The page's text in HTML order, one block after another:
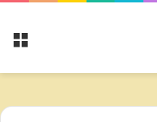
Menu